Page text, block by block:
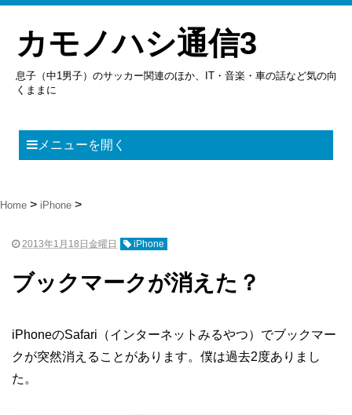
カモノハシ通信3
息子（中1男子）のサッカー関連のほか、IT・音楽・車の話など気の向
くままに
メニューを開く
Home iPhone
2013年1月18日金曜日 iPhone
ブックマークが消えた？
iPhoneのSafari（インターネットみるやつ）でブックマー
クが突然消えることがあります。僕は過去2度ありまし
た。